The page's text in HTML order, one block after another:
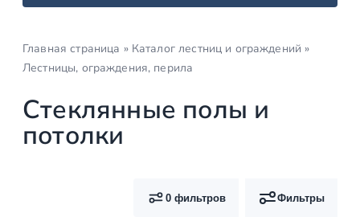
Главная страница » Каталог лестниц и ограждений »
Лестницы, ограждения, перила
Стеклянные полы и
потолки
0 фильтров Фильтры